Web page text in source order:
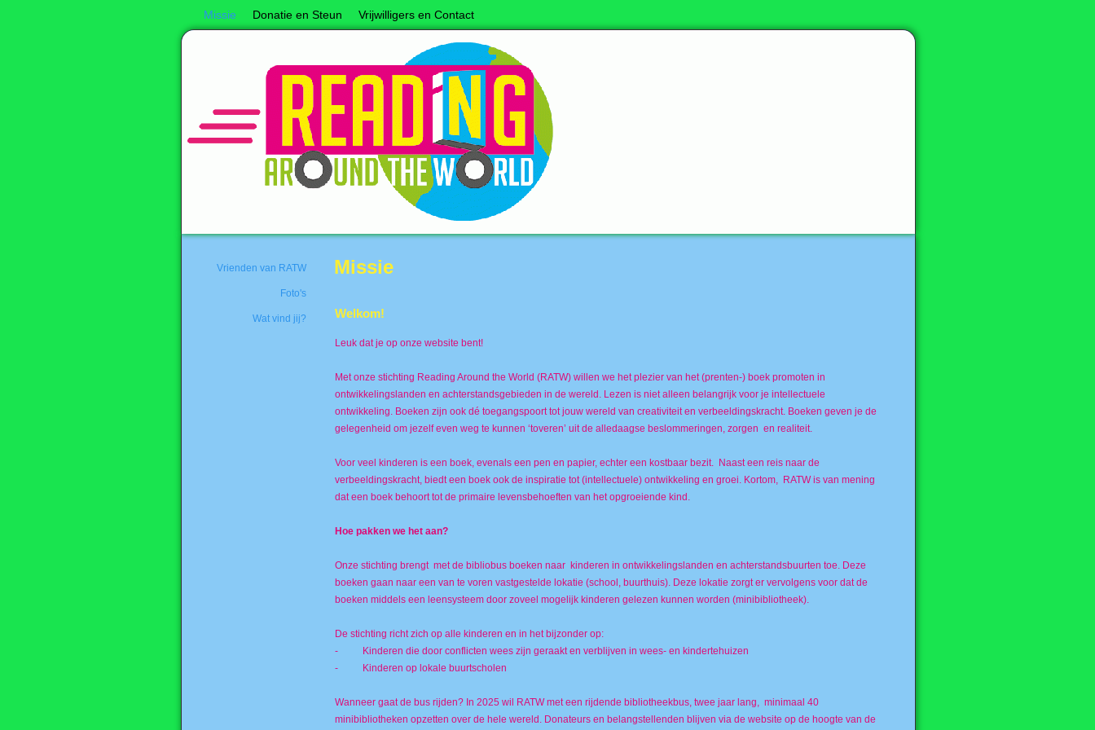
Missie Donatie en Steun Vrijwilligers en Contact
Vrienden van RATW
Foto's
Wat vind jij?
Missie
Welkom!
Leuk dat je op onze website bent!
Met onze stichting Reading Around the World (RATW) willen we het plezier van het (prenten-) boek promoten in
ontwikkelingslanden en achterstandsgebieden in de wereld. Lezen is niet alleen belangrijk voor je intellectuele
ontwikkeling. Boeken zijn ook dé toegangspoort tot jouw wereld van creativiteit en verbeeldingskracht. Boeken geven je de
gelegenheid om jezelf even weg te kunnen ‘toveren’ uit de alledaagse beslommeringen, zorgen en realiteit.
Voor veel kinderen is een boek, evenals een pen en papier, echter een kostbaar bezit. Naast een reis naar de
verbeeldingskracht, biedt een boek ook de inspiratie tot (intellectuele) ontwikkeling en groei. Kortom, RATW is van mening
dat een boek behoort tot de primaire levensbehoeften van het opgroeiende kind.
Hoe pakken we het aan?
Onze stichting brengt met de bibliobus boeken naar kinderen in ontwikkelingslanden en achterstandsbuurten toe. Deze
boeken gaan naar een van te voren vastgestelde lokatie (school, buurthuis). Deze lokatie zorgt er vervolgens voor dat de
boeken middels een leensysteem door zoveel mogelijk kinderen gelezen kunnen worden (minibibliotheek).
De stichting richt zich op alle kinderen en in het bijzonder op:
- Kinderen die door conflicten wees zijn geraakt en verblijven in wees- en kindertehuizen
- Kinderen op lokale buurtscholen
Wanneer gaat de bus rijden? In 2025 wil RATW met een rijdende bibliotheekbus, twee jaar lang, minimaal 40
minibibliotheken opzetten over de hele wereld. Donateurs en belangstellenden blijven via de website op de hoogte van de